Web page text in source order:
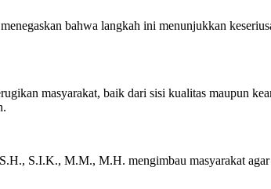
bahwa langkah ini menunjukkan
masyarakat, baik dari sisi kualitas maupun
S.I.K., M.M., M.H. mengimbau masyarakat